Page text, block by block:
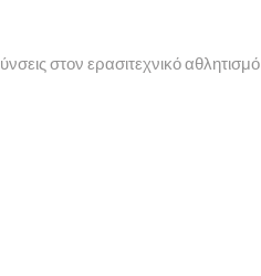
στον ερασιτεχνικό αθλητισμό